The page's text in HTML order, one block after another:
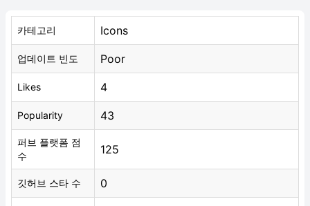
카테고리 Icons
업데이트 빈도 Poor
Likes 4
Popularity 43
퍼브 플랫폼 점
수
125
깃허브 스타 수 0